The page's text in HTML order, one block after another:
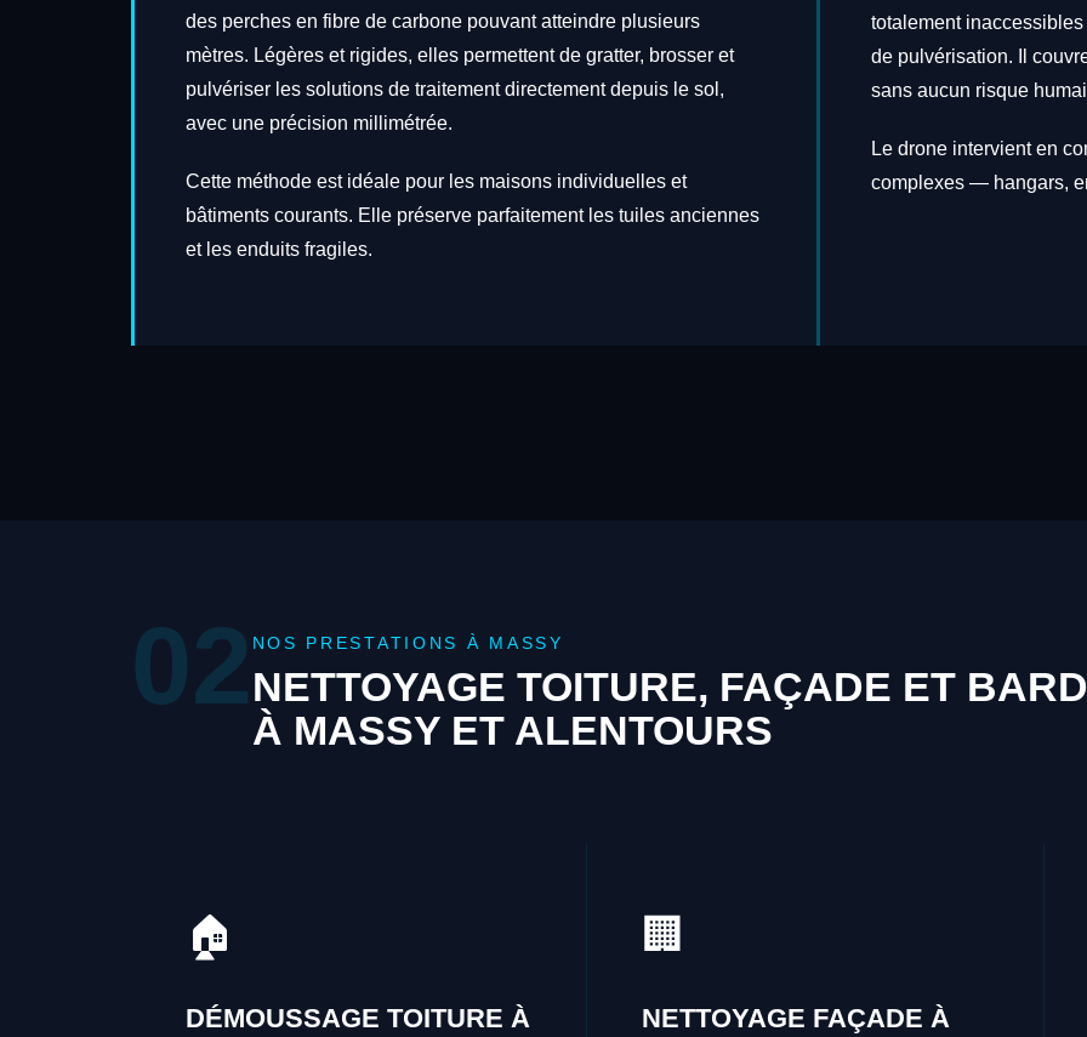
des perches en fibre de carbone pouvant atteindre plusieurs
mètres. Légères et rigides, elles permettent de gratter, brosser et
pulvériser les solutions de traitement directement depuis le sol,
avec une précision millimétrée.
Cette méthode est idéale pour les maisons individuelles et
bâtiments courants. Elle préserve parfaitement les tuiles anciennes
et les enduits fragiles.
totalement
de pulvérisation. Il
sans aucun risque
Le drone intervient en
complexes — hangars,
02 NOS PRESTATIONS À MASSY
NETTOYAGE TOITURE, FAÇADE ET
À MASSY ET ALENTOURS
🏠
DÉMOUSSAGE TOITURE À
🏢
NETTOYAGE FAÇADE À